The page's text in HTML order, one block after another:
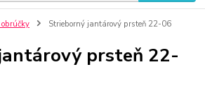
obrúčky Strieborný jantárový prsteň 22-06
prsteň 22-